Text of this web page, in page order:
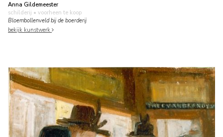
Anna Gildemeester
schilderij • voorheen te koop
Bloembollenveld bij de boerderij
bekijk kunstwerk